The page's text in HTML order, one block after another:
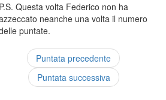
P.S. Questa volta Federico non ha
neanche una volta il numero
puntate.
Puntata precedente
Puntata successiva